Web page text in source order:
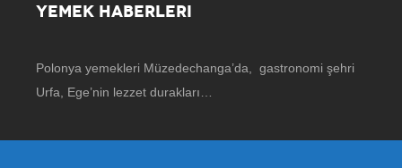
YEMEK HABERLERI
Polonya yemekleri Müzedechanga’da, gastronomi şehri
Urfa, Ege’nin lezzet durakları…